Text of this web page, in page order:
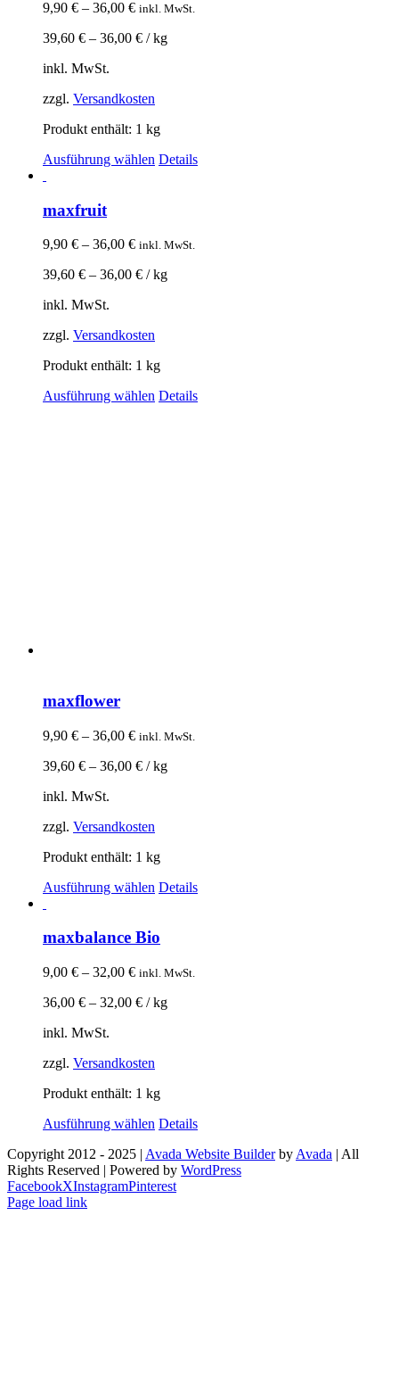
9,90 € – 36,00 € inkl. MwSt.
39,60 € – 36,00 € /kg
inkl. MwSt.
zzgl. Versandkosten
Produkt enthält: 1 kg
Ausführung wählen Details
maxfruit
9,90 € – 36,00 € inkl. MwSt.
39,60 € – 36,00 € /kg
inkl. MwSt.
zzgl. Versandkosten
Produkt enthält: 1 kg
Ausführung wählen Details
maxflower
9,90 € – 36,00 € inkl. MwSt.
39,60 € – 36,00 € /kg
inkl. MwSt.
zzgl. Versandkosten
Produkt enthält: 1 kg
Ausführung wählen Details
maxbalance Bio
9,00 € – 32,00 € inkl. MwSt.
36,00 € – 32,00 € /kg
inkl. MwSt.
zzgl. Versandkosten
Produkt enthält: 1 kg
Ausführung wählen Details
Copyright 2012 - 2025 | Avada Website Builderby Avada | All
Rights Reserved | Powered by WordPress
FacebookXInstagramPinterest
Page load link